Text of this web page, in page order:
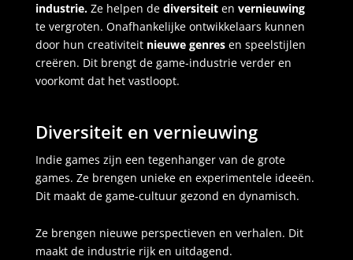
industrie.Ze helpen de diversiteiten vernieuwing
te vergroten. Onafhankelijke ontwikkelaars kunnen
door hun creativiteit nieuwe genresen speelstijlen
creëren. Dit brengt de game-industrie verder en
voorkomt dat het vastloopt.
Diversiteit en vernieuwing
Indie games zijn een tegenhanger van de grote
games. Ze brengen unieke en experimentele ideeën.
Dit maakt de game-cultuur gezond en dynamisch.
Ze brengen nieuwe perspectieven en verhalen. Dit
maakt de industrie rijk en uitdagend.